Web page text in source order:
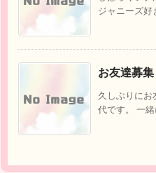
ジャニーズ好
お友達募集
久しぶりにお
代です。 一